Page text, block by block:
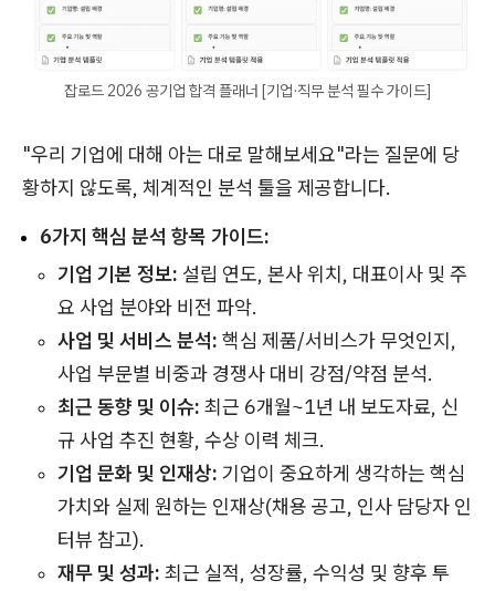
잡로드 2026 공기업 합격 플래너 [기업·직무 분석 필수 가이드]
"우리 기업에 대해 아는 대로 말해보세요"라는 질문에 당
황하지 않도록, 체계적인 분석 툴을 제공합니다.
6가지 핵심 분석 항목 가이드:
기업 기본 정보: 설립 연도, 본사 위치, 대표이사 및 주
요 사업 분야와 비전 파악.
사업 및 서비스 분석: 핵심 제품/서비스가 무엇인지,
사업 부문별 비중과 경쟁사 대비 강점/약점 분석.
최근 동향 및 이슈: 최근 6개월~1년 내 보도자료, 신
규 사업 추진 현황, 수상 이력 체크.
기업 문화 및 인재상: 기업이 중요하게 생각하는 핵심
가치와 실제 원하는 인재상(채용 공고, 인사 담당자 인
터뷰 참고).
재무 및 성과: 최근 실적, 성장률, 수익성 및 향후 투